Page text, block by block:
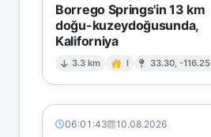
Borrego Springs'in 13 km
doğu-kuzeydoğusunda,
Kaliforniya
3.3 km I 33.30, -116.25
06:01:43 10.08.2026